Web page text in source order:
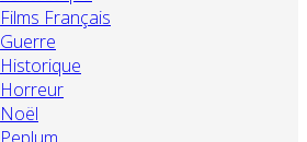
Films Français
Guerre
Historique
Horreur
Noël